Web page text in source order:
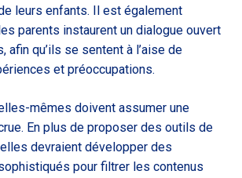
leurs enfants. Il est également
parents instaurent un dialogue ouvert
afin qu’ils se sentent à l’aise de
et préoccupations.
mêmes doivent assumer une
En plus de proposer des outils de
devraient développer des
pour filtrer les contenus